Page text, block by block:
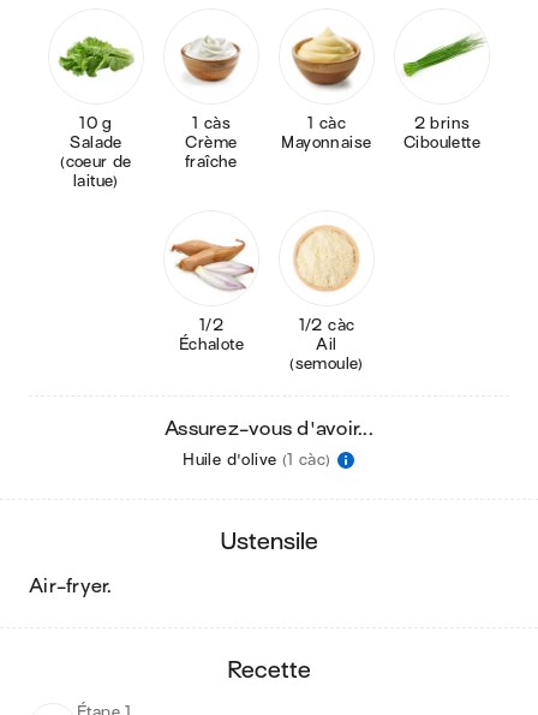
10 g
Salade
(coeur de
laitue)
1 càs
Crème
fraîche
1 càc
Mayonnaise
2 brins
Ciboulette
1/2
Échalote
1/2 càc
Ail
(semoule)
Assurez-vous d'avoir...
Huile d'olive (1 càc)
ustensile
air-fryer.
recette